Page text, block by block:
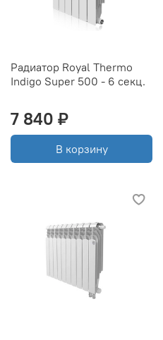
Радиатор Royal Thermo
Indigo Super 500 - 6 секц.
7 840 ₽
В корзину